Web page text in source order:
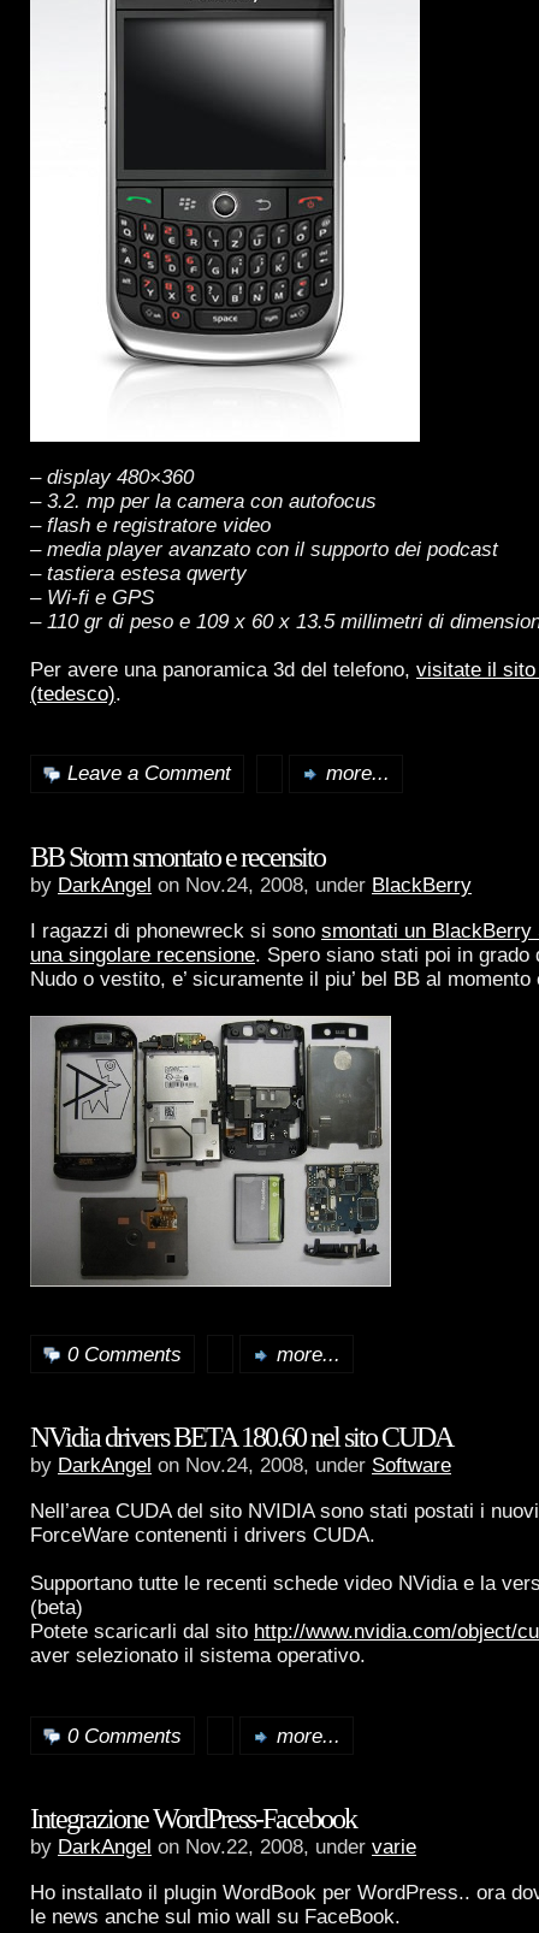
– display 480×360
– 3.2. mp per la camera con autofocus
– flash e registratore video
– media player avanzato con il supporto dei podcast
– tastiera estesa qwerty
– Wi-fi e GPS
– 110 gr di peso e 109 x 60 x 13.5 millimetri di
Per avere una panoramica 3d del telefono, visitate il
(tedesco).
Leave a Comment more...
BB Storm smontato e recensito
by DarkAngel on Nov.24, 2008, under BlackBerry
I ragazzi di phonewreck si sono smontati un BlackBerry
una singolare recensione. Spero siano stati poi in grado
Nudo o vestito, e’ sicuramente il piu’ bel BB al
0 Comments more...
NVidia drivers BETA 180.60 nel sito CUDA
by DarkAngel on Nov.24, 2008, under Software
Nell’area CUDA del sito NVIDIA sono stati postati i
ForceWare contenenti i drivers CUDA.
Supportano tutte le recenti schede video NVidia e la
(beta)
Potete scaricarli dal sito http://www.nvidia.com/object/
aver selezionato il sistema operativo.
0 Comments more...
Integrazione WordPress-Facebook
by DarkAngel on Nov.22, 2008, under varie
Ho installato il plugin WordBook per WordPress.. ora
le news anche sul mio wall su FaceBook.